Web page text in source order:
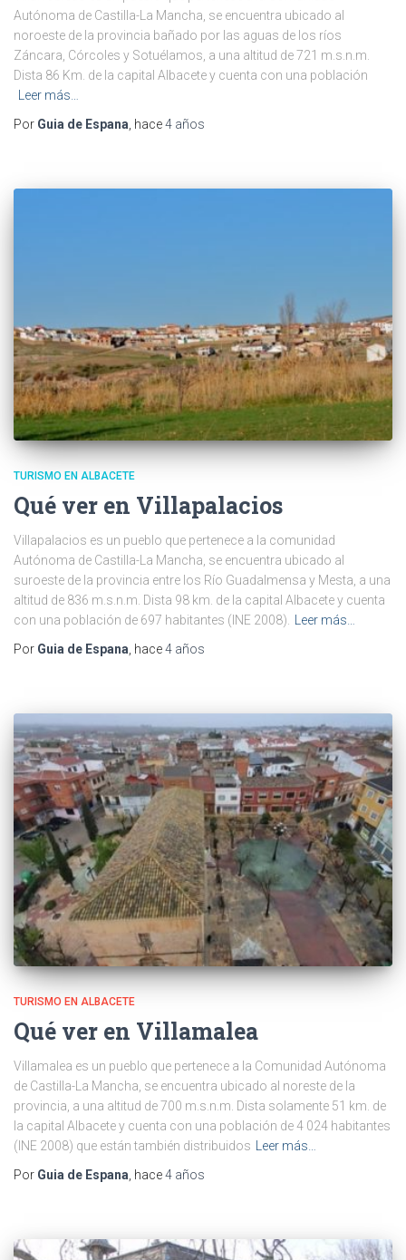
Autónoma de Castilla-La Mancha, se encuentra ubicado al
noroeste de la provincia bañado por las aguas de los ríos
Záncara, Córcoles y Sotuélamos, a una altitud de 721 m.s.n.m.
Dista 86 Km. de la capital Albacete y cuenta con una población
Leer más…
Por Guia de Espana , hace4 años
TURISMO EN ALBACETE
Qué ver en Villapalacios
Villapalacios es un pueblo que pertenece a la comunidad
Autónoma de Castilla-La Mancha, se encuentra ubicado al
suroeste de la provincia entre los Río Guadalmensa y Mesta, a una
altitud de 836 m.s.n.m. Dista 98 km. de la capital Albacete y cuenta
con una población de 697 habitantes (INE 2008). Leer más…
Por Guia de Espana, hace4 años
TURISMO EN ALBACETE
Qué ver en Villamalea
Villamalea es un pueblo que pertenece a la Comunidad Autónoma
de Castilla-La Mancha, se encuentra ubicado al noreste de la
provincia, a una altitud de 700 m.s.n.m. Dista solamente 51 km. de
la capital Albacete y cuenta con una población de 4 024 habitantes
(INE 2008) que están también distribuidos
Leer más…
Por Guia de Espana , hace4 años